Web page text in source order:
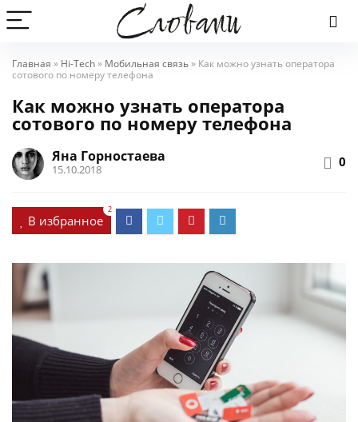
Главная » Hi-Tech» Мобильная связь» Как можно узнать оператора
сотового по номеру телефона
Как можно узнать оператора
сотового по номеру телефона
Яна Горностаева
15.10.2018 0
В избранное
2